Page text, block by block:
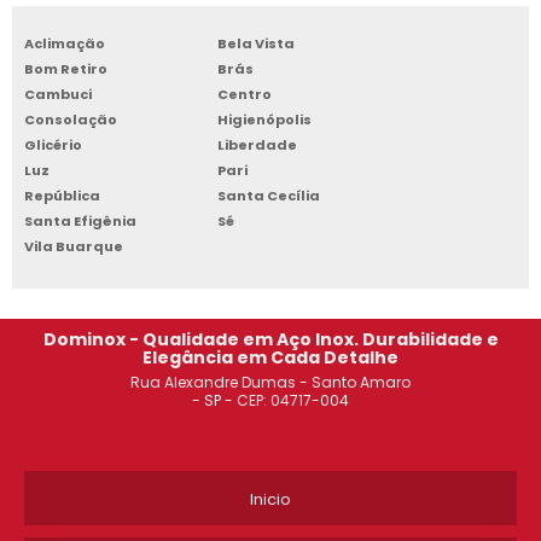
ROUPEIRO DE AÇO 20 PORTAS OSASCO
ESTANTE DE AÇO REFORÇADA SACOMÃ
ROUPEIRO DE AÇO 8 PORTAS SANTO ANDRÉ
ARMÁRIO DE AÇO 2 PORTAS SOROCABA
ARMÁRIO DE AÇO TIPO ROUPEIRO SANTO ANDRÉ
ESTANTE DE AÇO 5 PRATELEIRAS ITAIM PAULISTA
ROUPEIRO DE AÇO PARA ALOJAMENTO
Aclimação
Bela Vista
Bom Retiro
Brás
Cambuci
Centro
Consolação
Higienópolis
Glicério
Liberdade
Luz
Pari
República
Santa Cecília
Santa Efigênia
Sé
Vila Buarque
Dominox - Qualidade em Aço Inox. Durabilidade e
Elegância em Cada Detalhe
Rua Alexandre Dumas - Santo Amaro
- SP - CEP: 04717-004
Inicio